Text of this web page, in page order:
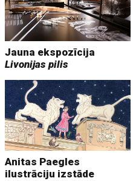
Jauna ekspozīcija
Livonijas pilis
Anitas Paegles
ilustrāciju izstāde